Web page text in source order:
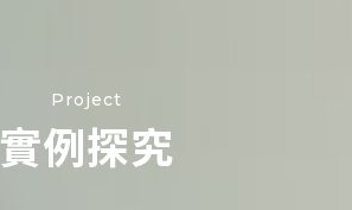
Project
實例探究